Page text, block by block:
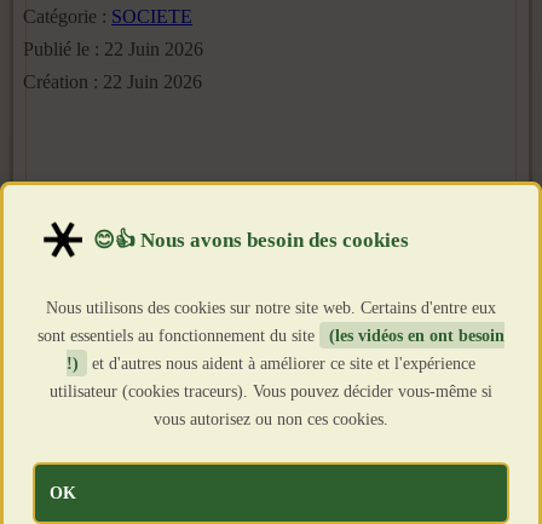
Catégorie : SOCIETE
Publié le : 22 Juin 2026
Création : 22 Juin 2026
Nous utilisons des cookies sur notre site web. Certains d'entre eux
sont essentiels au fonctionnement du site
(les vidéos en ont besoin
!)
et d'autres nous aident à améliorer ce site et l'expérience
utilisateur (cookies traceurs). Vous pouvez décider vous-même si
vous autorisez ou non ces cookies.
OK